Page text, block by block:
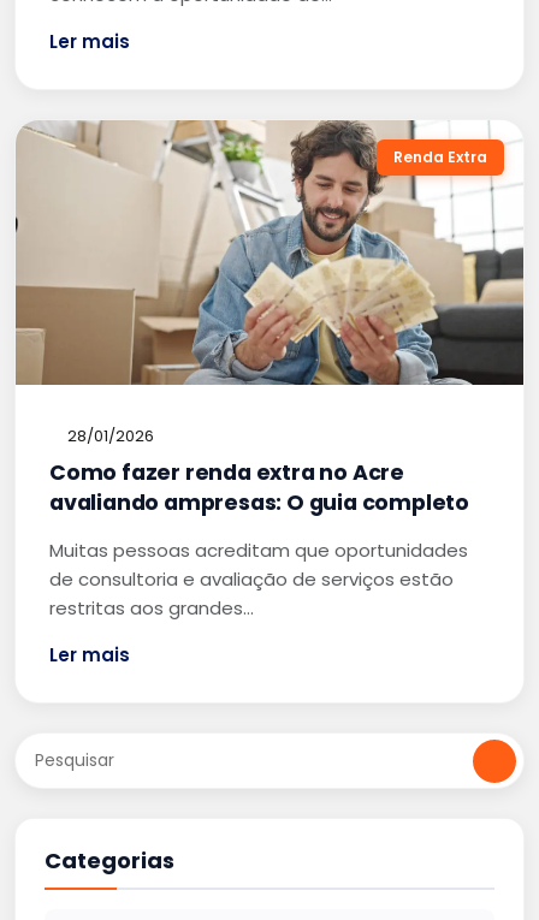
Ler mais
Renda Extra
28/01/2026
Como fazer renda extra no Acre
avaliando ampresas: O guia completo
Muitas pessoas acreditam que oportunidades
de consultoria e avaliação de serviços estão
restritas aos grandes…
Ler mais
Categorias